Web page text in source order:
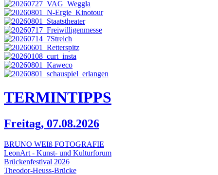
TERMINTIPPS
Freitag, 07.08.2026
BRUNO WEIß FOTOGRAFIE
LeonArt - Kunst- und Kulturforum
Brückenfestival 2026
Theodor-Heuss-Brücke